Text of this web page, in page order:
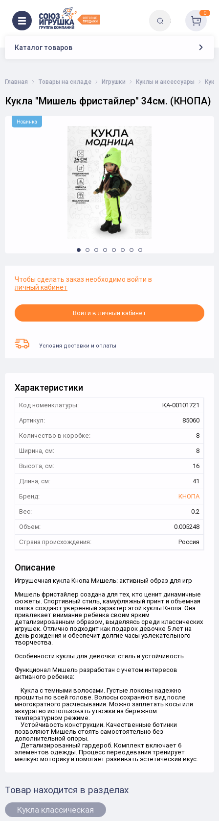
Каталог товаров
0
Главная Товары на складе Игрушки Куклы и аксессуары
Кукла "Мишель фристайлер" 34см. (КНОПА)
Новинка
Чтобы сделать заказ необходимо войти в
личный кабинет
Войти в личный кабинет
Условия доставки и оплаты
Характеристики
Код номенклатуры:
КА-00101721
Артикул:
85060
Количество в коробке:
8
Ширина, см:
8
Высота, см:
16
Длина, см:
41
Бренд:
КНОПА
Вес:
0.2
Объем:
0.005248
Страна происхождения:
Россия
Описание
Игрушечная кукла Кнопа Мишель: активный образ для игр
Мишель фристайлер создана для тех, кто ценит динамичные
сюжеты. Спортивный стиль, камуфляжный принт и объемная
шапка создают уверенный характер этой куклы Кнопа. Она
привлекает внимание ребенка своим ярким
детализированным образом, выделяясь среди классических
игрушек. Отлично подходит как подарок девочке 5 лет на
день рождения и обеспечит долгие часы увлекательного
творчества.
Особенности куклы для девочки: стиль и устойчивость
Функционал Мишель разработан с учетом интересов
активного ребенка:
Кукла с темными волосами. Густые локоны надежно
прошиты по всей голове. Волосы сохраняют вид после
многократного расчесывания. Можно заплетать косы или
аккуратно использовать утюжки на бережном
температурном режиме.
Устойчивость конструкции. Качественные ботинки
позволяют Мишель стоять самостоятельно без
дополнительной опоры.
Детализированный гардероб. Комплект включает 6
элементов одежды. Процесс переодевания тренирует
мелкую моторику и помогает развивать эстетический вкус.
Товар находится в разделах
Кукла классическая